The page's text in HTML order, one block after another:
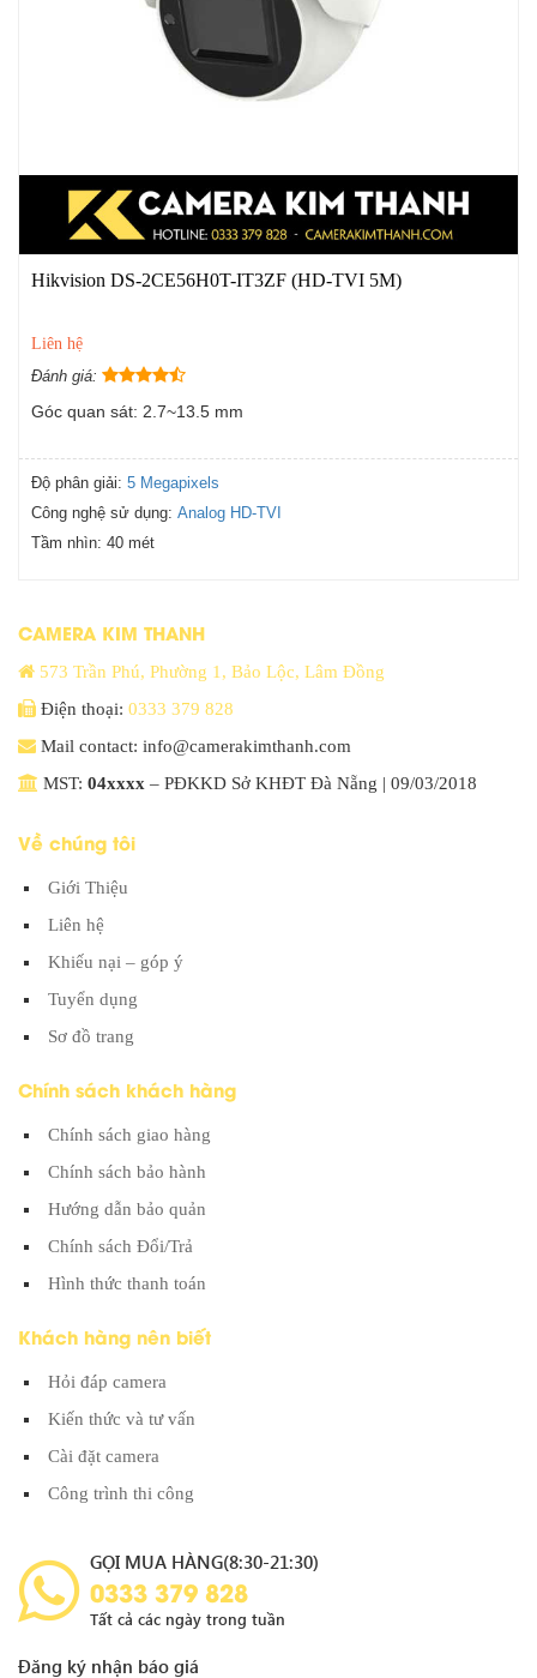
Hikvision DS-2CE56H0T-IT3ZF (HD-TVI 5M)
Liên hệ
Đánh giá:
Góc quan sát: 2.7~13.5 mm
Độ phân giải: 5 Megapixels
Công nghệ sử dụng: Analog HD-TVI
Tầm nhìn: 40 mét
CAMERA KIM THANH
573 Trần Phú, Phường 1, Bảo Lộc, Lâm Đồng
Điện thoại: 0333 379 828
Mail contact: info@camerakimthanh.com
MST: 04xxxx – PĐKKD Sở KHĐT Đà Nẵng | 09/03/2018
Về chúng tôi
Giới Thiệu
Liên hệ
Khiếu nại – góp ý
Tuyển dụng
Sơ đồ trang
Chính sách khách hàng
Chính sách giao hàng
Chính sách bảo hành
Hướng dẫn bảo quản
Chính sách Đổi/Trả
Hình thức thanh toán
Khách hàng nên biết
Hỏi đáp camera
Kiến thức và tư vấn
Cài đặt camera
Công trình thi công
GỌI MUA HÀNG(8:30-21:30)
0333 379 828
Tất cả các ngày trong tuần
Đăng ký nhận báo giá